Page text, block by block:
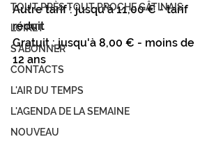
TOUT PRÈS TOUT PROCHE GÂTINAIS
LOIRET
S'ABONNER
CONTACTS
L'AIR DU TEMPS
L'AGENDA DE LA SEMAINE
NOUVEAU
Autre tarif : jusqu'à 11,00 € - tarif
réduit
Gratuit : jusqu'à 8,00 € - moins de
12 ans